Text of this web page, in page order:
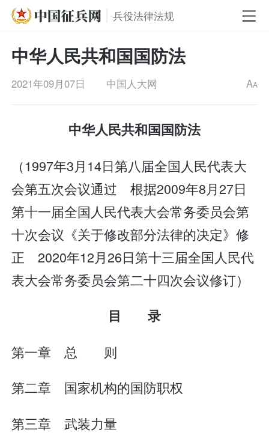
兵役法律法规
中华人民共和国国防法
2021年09月07日 中国人大网 AA
中华人民共和国国防法
（1997年3月14日第八届全国人民代表大
会第五次会议通过 根据2009年8月27日
第十一届全国人民代表大会常务委员会第
十次会议《关于修改部分法律的决定》修
正 2020年12月26日第十三届全国人民代
表大会常务委员会第二十四次会议修订）
目 录
第一章 总 则
第二章 国家机构的国防职权
第三章 武装力量